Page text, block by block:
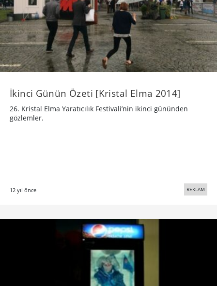
İkinci Günün Özeti [Kristal Elma 2014]
26. Kristal Elma Yaratıcılık Festivali’nin ikinci gününden
gözlemler.
12 yıl önce REKLAM